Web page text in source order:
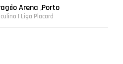
Arena ,Porto
| Liga Placard